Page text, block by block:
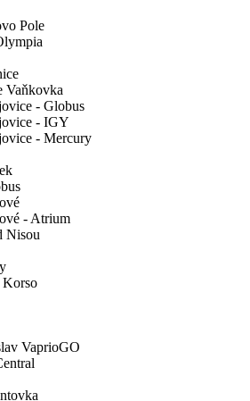
Pole
Vaňkovka
- Globus
- IGY
- Mercury
- Atrium
Nisou
VaprioGO